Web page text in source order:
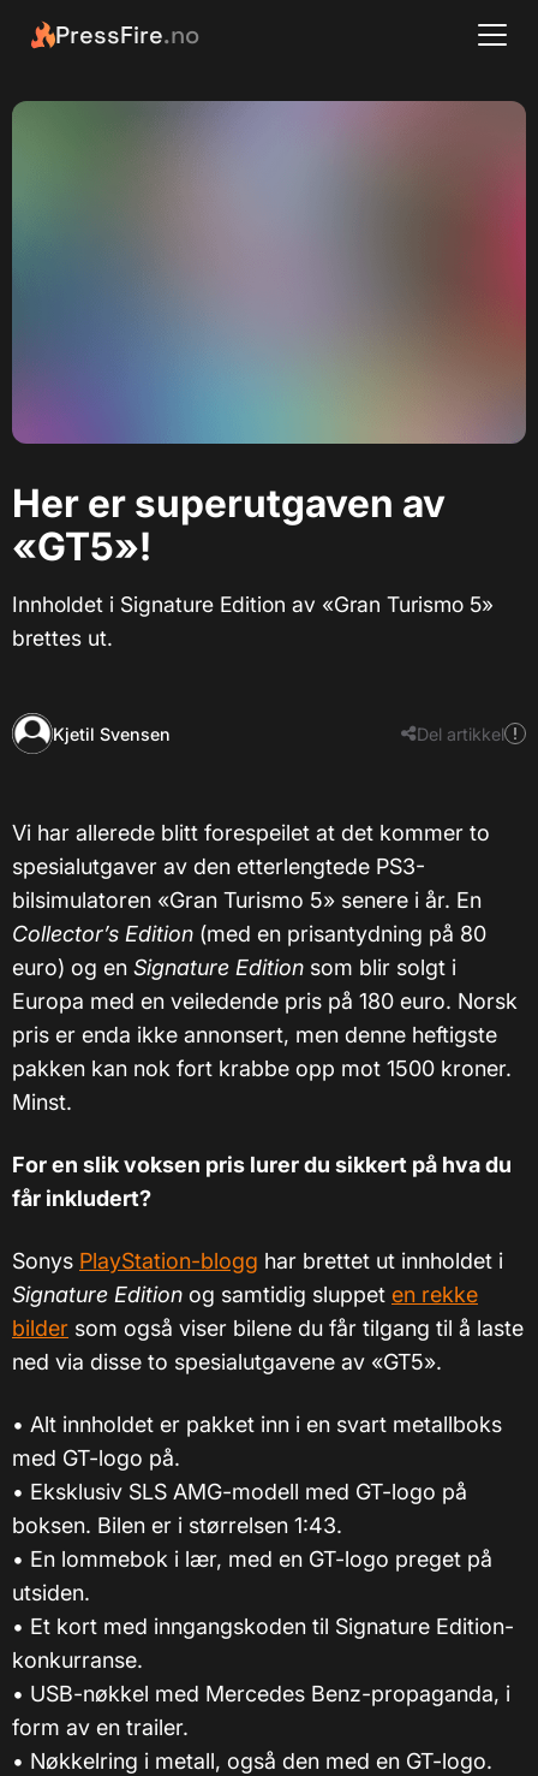
PressFire.no
Her er superutgaven av
«GT5»!
Innholdet i Signature Edition av «Gran Turismo 5»
brettes ut.
Kjetil Svensen Del artikkel
Vi har allerede blitt forespeilet at det kommer to
spesialutgaver av den etterlengtede PS3-
bilsimulatoren «Gran Turismo 5» senere i år. En
Collector’s Edition (med en prisantydning på 80
euro) og en Signature Edition som blir solgt i
Europa med en veiledende pris på 180 euro. Norsk
pris er enda ikke annonsert, men denne heftigste
pakken kan nok fort krabbe opp mot 1500 kroner.
Minst.
For en slik voksen pris lurer du sikkert på hva du
får inkludert?
Sonys PlayStation-blogg har brettet ut innholdet i
Signature Edition og samtidig sluppet en rekke
bilder som også viser bilene du får tilgang til å laste
ned via disse to spesialutgavene av «GT5».
• Alt innholdet er pakket inn i en svart metallboks
med GT-logo på.
• Eksklusiv SLS AMG-modell med GT-logo på
boksen. Bilen er i størrelsen 1:43.
• En lommebok i lær, med en GT-logo preget på
utsiden.
• Et kort med inngangskoden til Signature Edition-
konkurranse.
• USB-nøkkel med Mercedes Benz-propaganda, i
form av en trailer.
• Nøkkelring i metall, også den med en GT-logo.